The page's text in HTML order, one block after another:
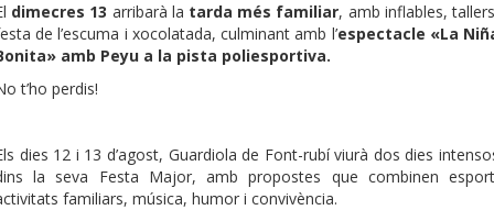
dimecres 13 arribarà la tarda més familiar, amb inflables,
de l’escuma i xocolatada, culminant amb l’espectacle «La
amb Peyu a la pista poliesportiva.
t’ho perdis!
dies 12 i 13 d’agost, Guardiola de Font-rubí viurà dos dies
la seva Festa Major, amb propostes que combinen
familiars, música, humor i convivència.